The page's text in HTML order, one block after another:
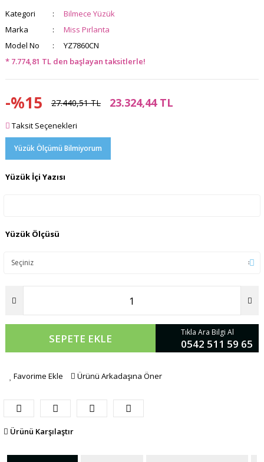
Kategori
Bilmece Yüzük
Marka
Miss Pırlanta
Model No
YZ7860CN
* 7.774,81 TL den başlayan taksitlerle!
-%15 27.440,51 TL 23.324,44 TL
Taksit Seçenekleri
Yüzük Ölçümü Bilmiyorum
Yüzük İçi Yazısı
Yüzük Ölçüsü
SEPETE EKLE Tıkla Ara Bilgi Al
0542 511 59 65
Favorime Ekle Ürünü Arkadaşına Öner
Ürünü Karşılaştır